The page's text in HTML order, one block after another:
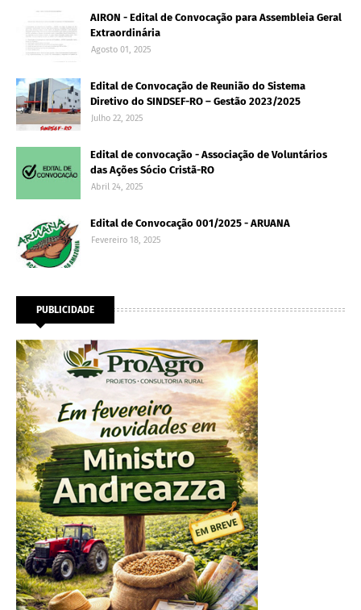
AIRON - Edital de Convocação para Assembleia Geral
Extraordinária
Agosto 01, 2025
Edital de Convocação de Reunião do Sistema
Diretivo do SINDSEF-RO – Gestão 2023/2025
Julho 22, 2025
Edital de convocação - Associação de Voluntários
das Ações Sócio Cristã-RO
Abril 24, 2025
Edital de Convocação 001/2025 - ARUANA
Fevereiro 18, 2025
PUBLICIDADE